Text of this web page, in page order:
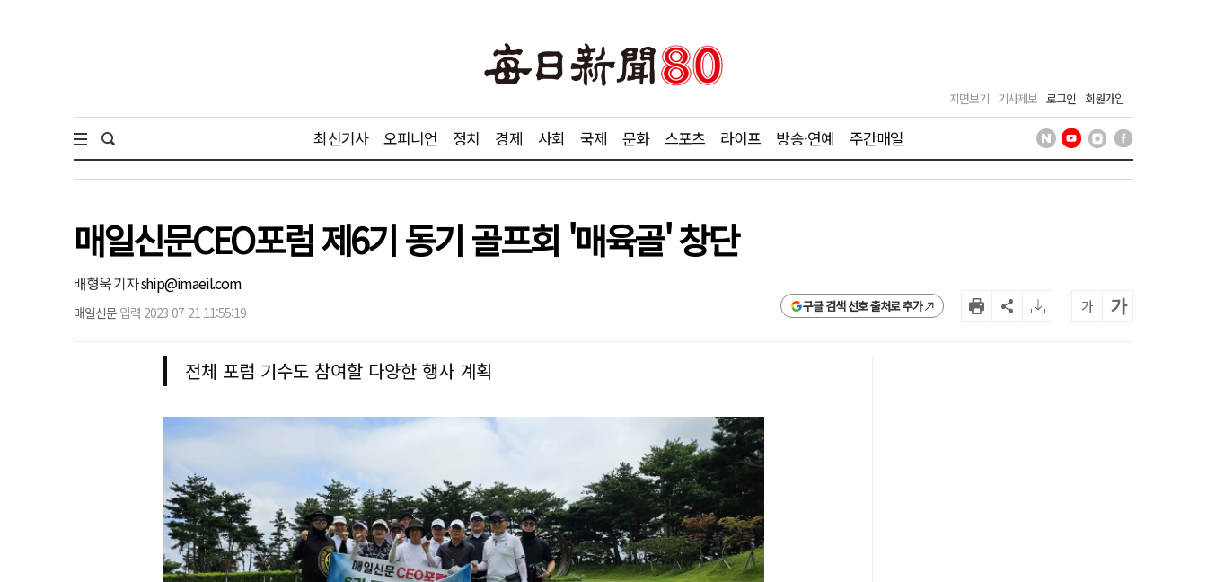
지면보기 기사제보 로그인 회원가입
최신기사 오피니언 정치 경제 사회 국제 문화 스포츠 라이프 방송·연예 주간매일
매일신문CEO포럼 제6기 동기 골프회 '매육골' 창단
배형욱 기자ship@imaeil.com
매일신문 입력 2023-07-21 11:55:19 구글 검색 선호 출처로 추가 가 가
전체 포럼 기수도 참여할 다양한 행사 계획